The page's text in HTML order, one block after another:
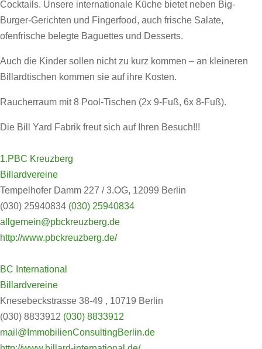
Cocktails. Unsere internationale Küche bietet neben Big-
Burger-Gerichten und Fingerfood, auch frische Salate,
ofenfrische belegte Baguettes und Desserts.
Auch die Kinder sollen nicht zu kurz kommen – an kleineren
Billardtischen kommen sie auf ihre Kosten.
Raucherraum mit 8 Pool-Tischen (2x 9-Fuß, 6x 8-Fuß).
Die Bill Yard Fabrik freut sich auf Ihren Besuch!!!
1.PBC Kreuzberg
Billardvereine
Tempelhofer Damm 227 / 3.OG, 12099 Berlin
(030) 25940834 (030) 25940834
allgemein@pbckreuzberg.de
http://www.pbckreuzberg.de/
BC International
Billardvereine
Knesebeckstrasse 38-49 , 10719 Berlin
(030) 8833912 (030) 8833912
mail@ImmobilienConsultingBerlin.de